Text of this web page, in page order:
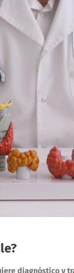
diagnóstico y